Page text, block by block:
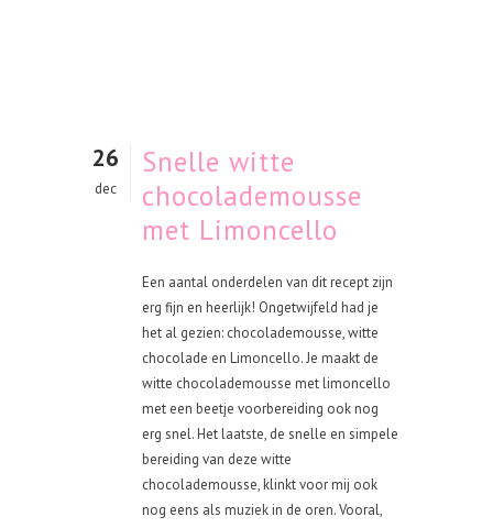
26
dec
Snelle witte
chocolademousse
met Limoncello
Een aantal onderdelen van dit recept zijn
erg fijn en heerlijk! Ongetwijfeld had je
het al gezien: chocolademousse, witte
chocolade en Limoncello. Je maakt de
witte chocolademousse met limoncello
met een beetje voorbereiding ook nog
erg snel. Het laatste, de snelle en simpele
bereiding van deze witte
chocolademousse, klinkt voor mij ook
nog eens als muziek in de oren. Vooral,